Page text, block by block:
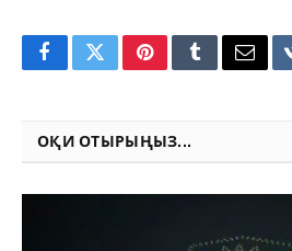
FacebookTwitterPinterestTumblrEmail
ОҚИ ОТЫРЫҢЫЗ...